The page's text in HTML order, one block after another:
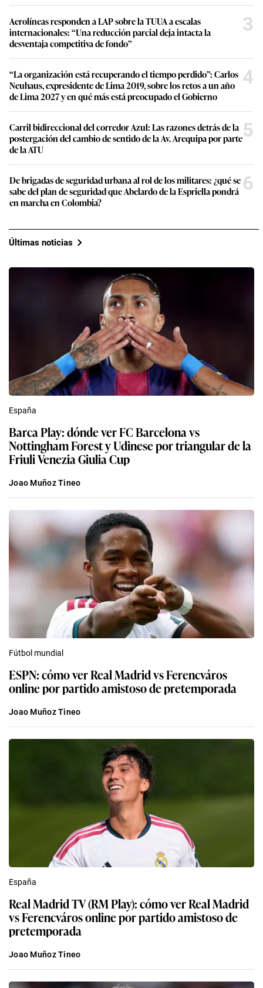
Aerolíneas responden a LAP sobre la TUUA a escalas
internacionales: “Una reducción parcial deja intacta la
desventaja competitiva de fondo”
3
“La organización está recuperando el tiempo perdido”: Carlos
Neuhaus, expresidente de Lima 2019, sobre los retos a un año
de Lima 2027 y en qué más está preocupado el Gobierno
4
Carril bidireccional del corredor Azul: Las razones detrás de la
postergación del cambio de sentido de la Av. Arequipa por parte
de la ATU
5
De brigadas de seguridad urbana al rol de los militares: ¿qué se
sabe del plan de seguridad que Abelardo de la Espriella pondrá
en marcha en Colombia?
6
Últimas noticias
España
Barca Play: dónde ver FC Barcelona vs
Nottingham Forest y Udinese por triangular de la
Friuli Venezia Giulia Cup
Joao Muñoz Tineo
Fútbol mundial
ESPN: cómo ver Real Madrid vs Ferencváros
online por partido amistoso de pretemporada
Joao Muñoz Tineo
España
Real Madrid TV (RM Play): cómo ver Real Madrid
vs Ferencváros online por partido amistoso de
pretemporada
Joao Muñoz Tineo